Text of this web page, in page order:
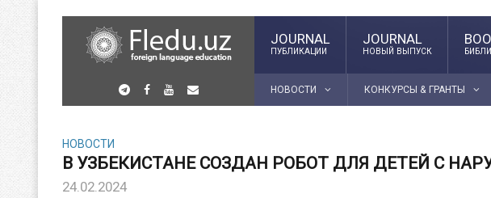
JOURNAL
ПУБЛИКАЦИИ
JOURNAL
НОВЫЙ ВЫПУСК
НОВОСТИ КОНКУРСЫ & ГРАНТЫ
НОВОСТИ
В УЗБЕКИСТАНЕ СОЗДАН РОБОТ ДЛЯ ДЕТЕЙ С
24.02.2024